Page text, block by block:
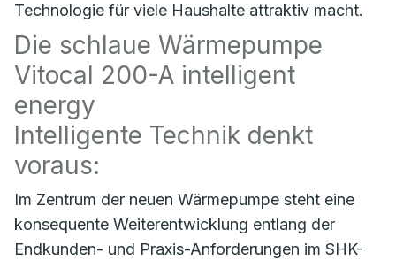
Technologie für viele Haushalte attraktiv macht.
Die schlaue Wärmepumpe
Vitocal 200-A intelligent
energy
Intelligente Technik denkt
voraus:
Im Zentrum der neuen Wärmepumpe steht eine
konsequente Weiterentwicklung entlang der
Endkunden- und Praxis-Anforderungen im SHK-